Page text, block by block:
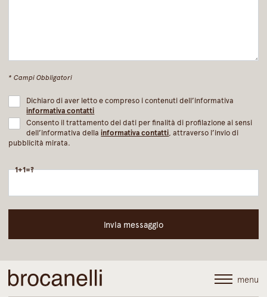
* Campi Obbligatori
Dichiaro di aver letto e compreso i contenuti dell’informativa
informativa contatti
Consento il trattamento dei dati per finalità di profilazione ai sensi
dell’informativa dellainformativa contatti, attraverso l’invio di
pubblicità mirata.
1+1=?
menu